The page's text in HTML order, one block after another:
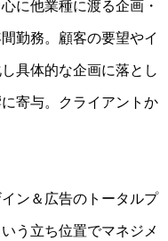
に他業種に渡る企画・
勤務。顧客の要望やイ
具体的な企画に落とし
寄与。クライアントか
ン＆広告のトータルプ
う立ち位置でマネジメ